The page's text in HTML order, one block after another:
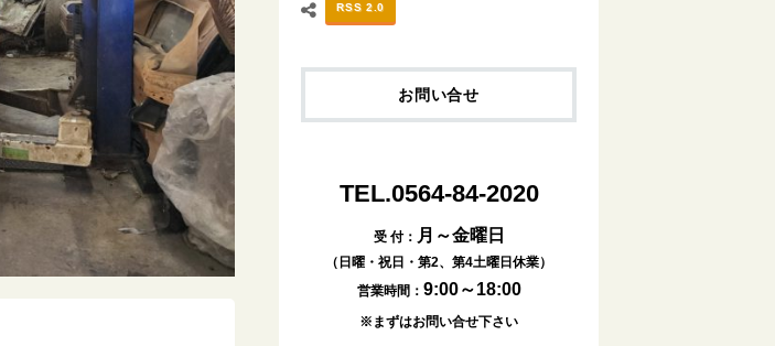
RSS 2.0
お問い合せ
TEL.0564-84-2020
受 付： 月～金曜日
（日曜・祝日・第2、第4土曜日休業）
営業時間： 9:00～18:00
※まずはお問い合せ下さい